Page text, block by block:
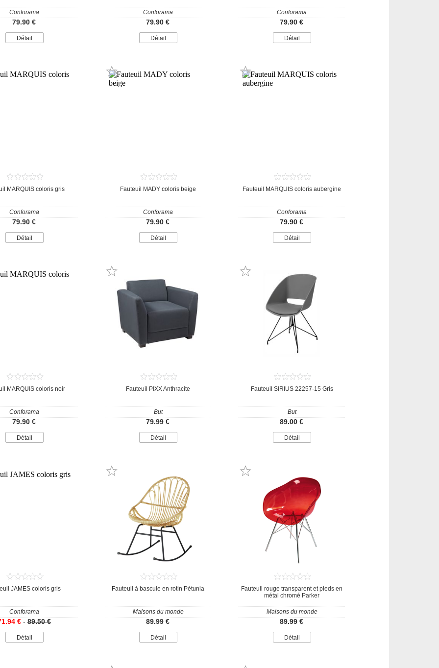
Conforama
79.90 €
Détail
Conforama
79.90 €
Détail
Conforama
79.90 €
Détail
MARQUIS coloris gris
Conforama
79.90 €
Détail
Fauteuil MADY coloris beige
Conforama
79.90 €
Détail
Fauteuil MARQUIS coloris aubergine
Conforama
79.90 €
Détail
MARQUIS coloris noir
Conforama
79.90 €
Détail
Fauteuil PIXX Anthracite
But
79.99 €
Détail
Fauteuil SIRIUS 22257-15 Gris
But
89.00 €
Détail
JAMES coloris gris
Conforama
€-89.50 €
Détail
Fauteuil à bascule en rotin Pétunia
Maisons du monde
89.99 €
Détail
Fauteuil rouge transparent et pieds en
métal chromé Parker
Maisons du monde
89.99 €
Détail